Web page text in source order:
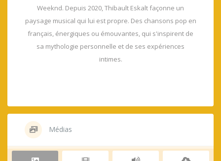
Weeknd. Depuis 2020, Thibault Eskalt façonne un
paysage musical qui lui est propre. Des chansons pop en
français, énergiques ou émouvantes, qui s'inspirent de
sa mythologie personnelle et de ses expériences
intimes.
Médias